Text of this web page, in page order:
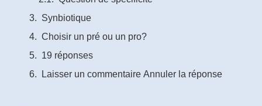
Synbiotique
Choisir un pré ou un pro?
19 réponses
Laisser un commentaire Annuler la réponse